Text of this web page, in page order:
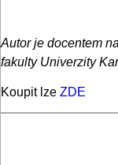
Autor je docentem
fakulty Univerzity
Koupit lze ZDE